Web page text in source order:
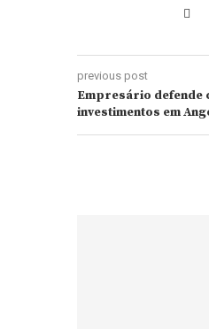
previous post
Empresário defende
investimentos em